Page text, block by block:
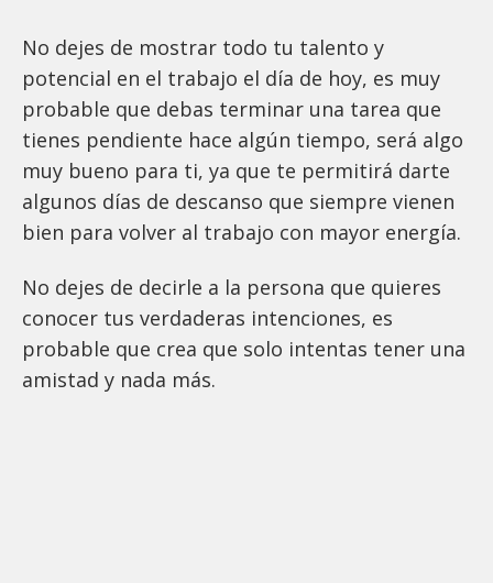
No dejes de mostrar todo tu talento y
potencial en el trabajo el día de hoy, es muy
probable que debas terminar una tarea que
tienes pendiente hace algún tiempo, será algo
muy bueno para ti, ya que te permitirá darte
algunos días de descanso que siempre vienen
bien para volver al trabajo con mayor energía.
No dejes de decirle a la persona que quieres
conocer tus verdaderas intenciones, es
probable que crea que solo intentas tener una
amistad y nada más.